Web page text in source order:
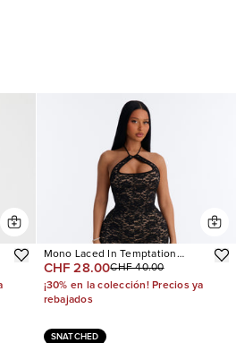
Mono Laced In Temptation
Skinny Leg
CHF 28.00CHF 40.00
¡30% en la colección! Precios ya
rebajados
SNATCHED